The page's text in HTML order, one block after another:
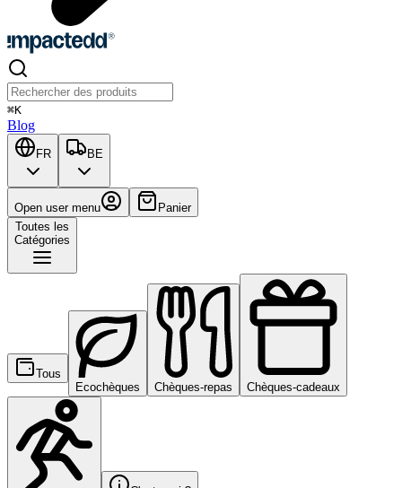
⌘K
Blog
FR BE
Open user menu
Panier
Toutes les
Catégories
Tous
Ecochèques
Chèques-repas Chèques-cadeaux